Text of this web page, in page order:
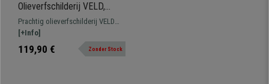
Olieverfschilderij VELD,
Hand Geschilderd, 80x100
cm
Prachtig olieverfschilderij VELD
handgemaakt, perfect voor het
decoreren van werkomgevingen.
[+Info]
119,90 € Zonder Stock